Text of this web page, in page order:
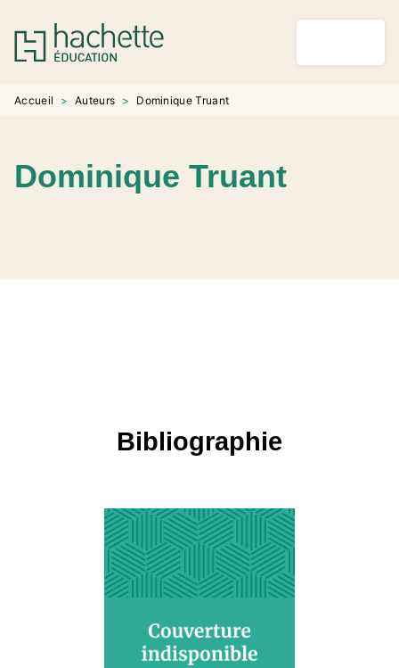
MENU RECHERCHE
PIED DE PAGE
Accueil > Auteurs > Dominique Truant
Dominique Truant
Bibliographie